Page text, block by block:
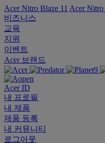
Acer Nitro Blaze 11 Acer Nitro
비즈니스
교육
지원
이벤트
Acer 브랜드
Acer ID
내 프로필
내 제품
제품 등록
내 커뮤니티
로그아웃